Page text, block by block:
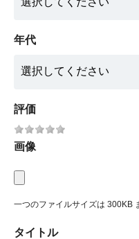
年代
評価
画像
一つのファイルサイズは 300KB
タイトル